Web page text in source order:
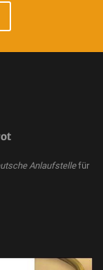
Anlaufstellefür